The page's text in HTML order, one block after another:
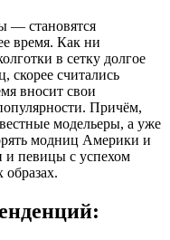
— становятся
время. Как ни
в сетку долгое
скорее считались
вносит свои
Причём,
модельеры, а уже
модниц Америки и
и певицы с успехом
образах.